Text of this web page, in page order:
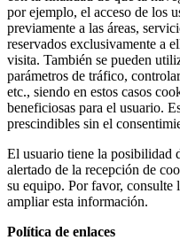
por ejemplo, el acceso de los
previamente a las áreas,
reservados exclusivamente a
visita. También se pueden
parámetros de tráfico,
etc., siendo en estos casos
beneficiosas para el usuario.
prescindibles sin el
El usuario tiene la posibilidad
alertado de la recepción de
su equipo. Por favor, consulte
ampliar esta información.
Política de enlaces